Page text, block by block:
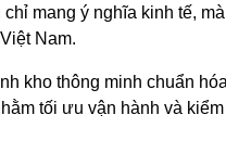
mang ý nghĩa kinh tế,
Nam.
kho thông minh chuẩn
tối ưu vận hành và